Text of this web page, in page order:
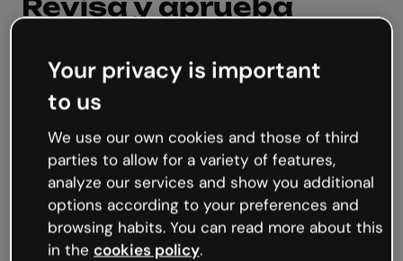
Revisa y aprueba
Discute los proyectos in situ y recibe feedback
tanto antes como después de publicar tu
contenido.
Your privacy is important
to us
We use our own cookies and those of third
parties to allow for a variety of features,
analyze our services and show you additional
options according to your preferences and
browsing habits. You can read more about this
in the cookies policy.